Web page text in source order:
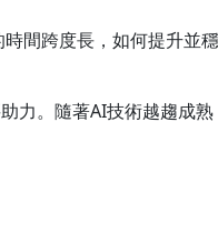
間跨度長，如何提升並
力。隨著AI技術越趨成熟